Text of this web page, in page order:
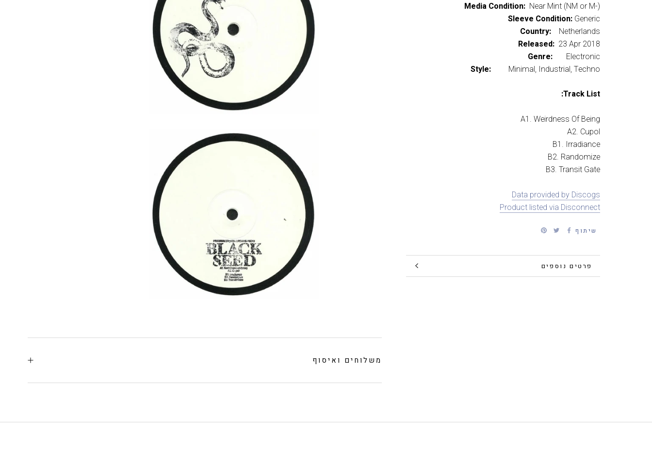
Media Condition: Near Mint (NM or M-)
Sleeve Condition: Generic
Country: Netherlands
Released: 23 Apr 2018
Genre: Electronic
Style: Minimal, Industrial, Techno
Track List:
A1. Weirdness Of Being
A2. Cupol
B1. Irradiance
B2. Randomize
B3. Transit Gate
Data provided by Discogs
Product listed via Disconnect
שיתוף
פרטים נוספים
צפייה בתמונות
משלוחים ואיסוף